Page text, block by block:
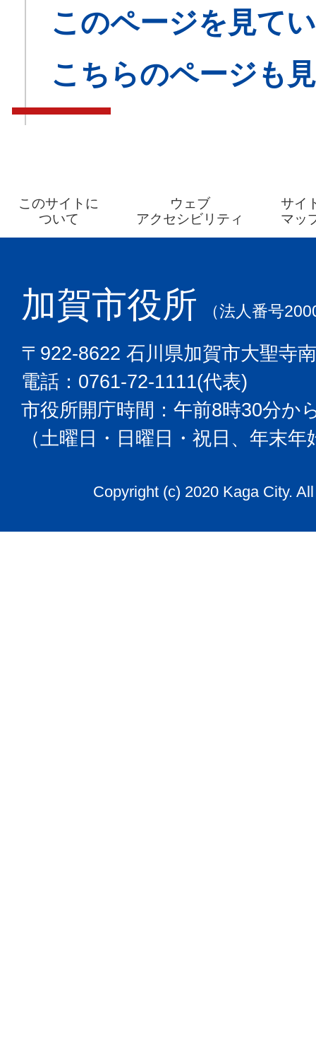
このページを見て
こちらのページも
このサイトに
ついて
ウェブ
アクセシビリティ
サイ
マッ
加賀市役所 （法人番号
〒922-8622 石川県加賀市大聖寺
電話：0761-72-1111(代表)
市役所開庁時間：午前8時30分か
（土曜日・日曜日・祝日、年末
Copyright (c) 2020 Kaga City.